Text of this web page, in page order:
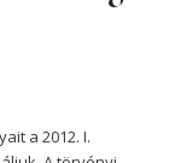
a 2012. I.